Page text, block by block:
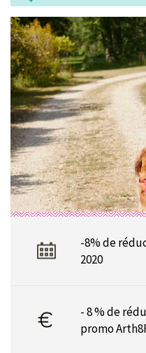
-8% de
2020
- 8 % de
promo